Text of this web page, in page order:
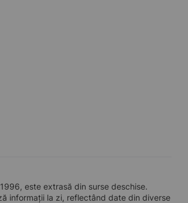
este extrasă din surse deschise.
informații la zi, reflectând date din diverse